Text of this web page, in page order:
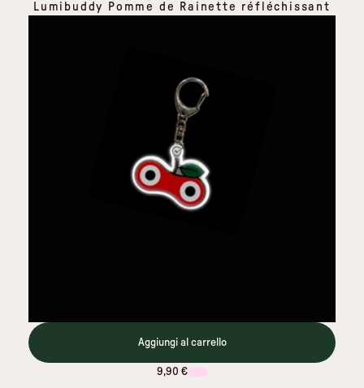
Lumibuddy Pomme de Rainette réfléchissant
Aggiungi al carrello
9,90 €